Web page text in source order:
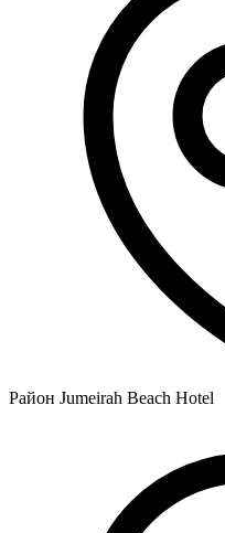
Район Jumeirah Beach Hotel